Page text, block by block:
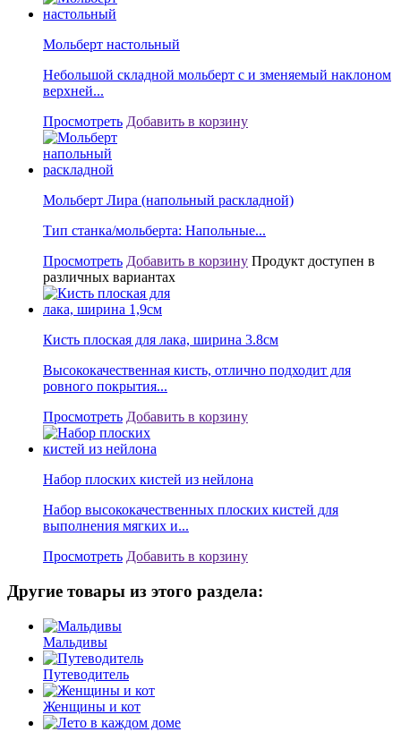
Мольберт настольный
Небольшой складной мольберт с и зменяемый наклоном
верхней...
Просмотреть Добавить в корзину
Мольберт Лира (напольный раскладной)
Тип станка/мольберта: Напольные...
Просмотреть Добавить в корзину Продукт доступен в
различных вариантах
Кисть плоская для лака, ширина 3.8см
Высококачественная кисть, отлично подходит для
ровного покрытия...
Просмотреть Добавить в корзину
Набор плоских кистей из нейлона
Набор высококачественных плоских кистей для
выполнения мягких и...
Просмотреть Добавить в корзину
Другие товары из этого раздела:
Мальдивы
Путеводитель
Женщины и кот